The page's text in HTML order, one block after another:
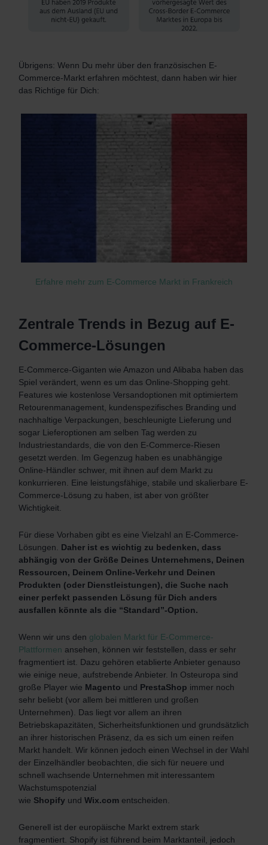
Übrigens: Wenn Du mehr über den französischen E-
Commerce-Markt erfahren möchtest, dann haben wir hier
das Richtige für Dich:
Erfahre mehr zum E-Commerce Markt in Frankreich
Zentrale Trends in Bezug auf E-
Commerce-Lösungen
E-Commerce-Giganten wie Amazon und Alibaba haben das
Spiel verändert, wenn es um das Online-Shopping geht.
Features wie kostenlose Versandoptionen mit optimiertem
Retourenmanagement, kundenspezifisches Branding und
nachhaltige Verpackungen, beschleunigte Lieferung und
sogar Lieferoptionen am selben Tag werden zu
Industriestandards, die von den E-Commerce-Riesen
gesetzt werden. Im Gegenzug haben es unabhängige
Online-Händler schwer, mit ihnen auf dem Markt zu
konkurrieren. Eine leistungsfähige, stabile und skalierbare E-
Commerce-Lösung zu haben, ist aber von größter
Wichtigkeit.
Für diese Vorhaben gibt es eine Vielzahl an E-Commerce-
Lösungen. Daher ist es wichtig zu bedenken, dass
abhängig von der Größe Deines Unternehmens, Deinen
Ressourcen, Deinem Online-Verkehr und Deinen
Produkten (oder Dienstleistungen), die Suche nach
einer perfekt passenden Lösung für Dich anders
ausfallen könnte als die “Standard”-Option.
Wenn wir uns den globalen Markt für E-Commerce-
Plattformen ansehen, können wir feststellen, dass er sehr
fragmentiert ist. Dazu gehören etablierte Anbieter genauso
wie einige neue, aufstrebende Anbieter. In Osteuropa sind
große Player wie Magento und PrestaShop immer noch
sehr beliebt (vor allem bei mittleren und großen
Unternehmen). Das liegt vor allem an ihren
Betriebskapazitäten, Sicherheitsfunktionen und grundsätzlich
an ihrer historischen Präsenz, da es sich um einen reifen
Markt handelt. Wir können jedoch einen Wechsel in der Wahl
der Einzelhändler beobachten, die sich für neuere und
schnell wachsende Unternehmen mit interessantem
Wachstumspotenzial
wie Shopify und Wix.com entscheiden.
Generell ist der europäische Markt extrem stark
fragmentiert. Shopify ist führend beim Marktanteil, jedoch